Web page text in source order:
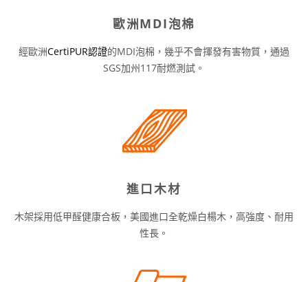
歐洲MDI泡棉
經歐洲CertiPUR認證的MDI泡棉，幾乎不會揮發有害物質，通過
SGS加州117耐燃測試。
進口木材
木架採用低甲醛健康合板，美國進口全乾燥白楊木，高強度、耐用
性長。